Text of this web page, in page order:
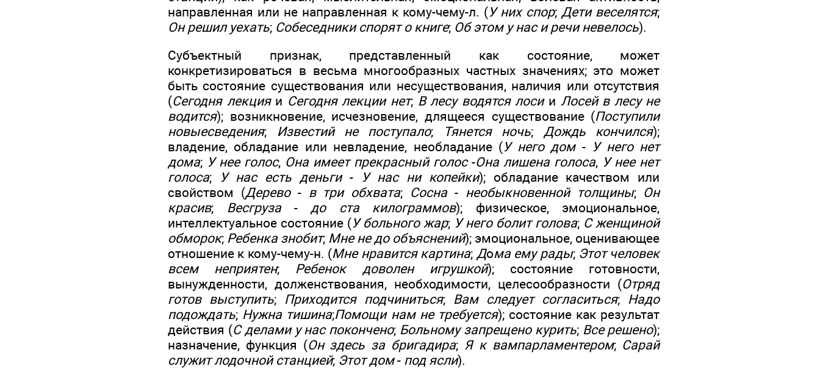
направленная или не направленная к кому-чему-л. (У них спор;Дети веселятся;
Он решил уехать; Собеседники спорят о книге; Об этом у нас и речи невелось).
Субъектный признак, представленный как состояние, может
конкретизироваться в весьма многообразных частных значениях; это может
быть состояние существования или несуществования, наличия или отсутствия
(Сегодня лекцияи Сегодня лекции нет; В лесу водятся лосии Лосей в лесу не
водится); возникновение, исчезновение, длящееся существование (Поступили
новыесведения; Известий не поступало; Тянется ночь; Дождь кончился);
владение, обладание или невладение, необладание (У него дом- У него нет
дома; У нее голос, Она имеет прекрасный голос-Она лишена голоса, У нее нет
голоса; У нас есть деньги- У нас ни копейки); обладание качеством или
свойством (Дерево- в три обхвата; Сосна - необыкновенной толщины; Он
красив; Весгруза-до ста килограммов); физическое, эмоциональное,
интеллектуальное состояние (У больного жар; У него болит голова; С женщиной
обморок; Ребенка знобит; Мне не до объяснений); эмоциональное, оценивающее
отношение к кому-чему-н. (Мне нравится картина; Дома ему рады; Этот человек
всем неприятен; Ребенок доволен игрушкой); состояние готовности,
вынужденности, долженствования, необходимости, целесообразности (Отряд
готов выступить; Приходится подчиниться; Вам следует согласиться; Надо
подождать; Нужна тишина;Помощи нам не требуется); состояние как результат
действия (С делами у нас покончено; Больному запрещено курить; Все решено);
назначение, функция (Он здесь за бригадира; Я к вампарламентером; Сарай
служит лодочной станцией; Этот дом- под ясли).